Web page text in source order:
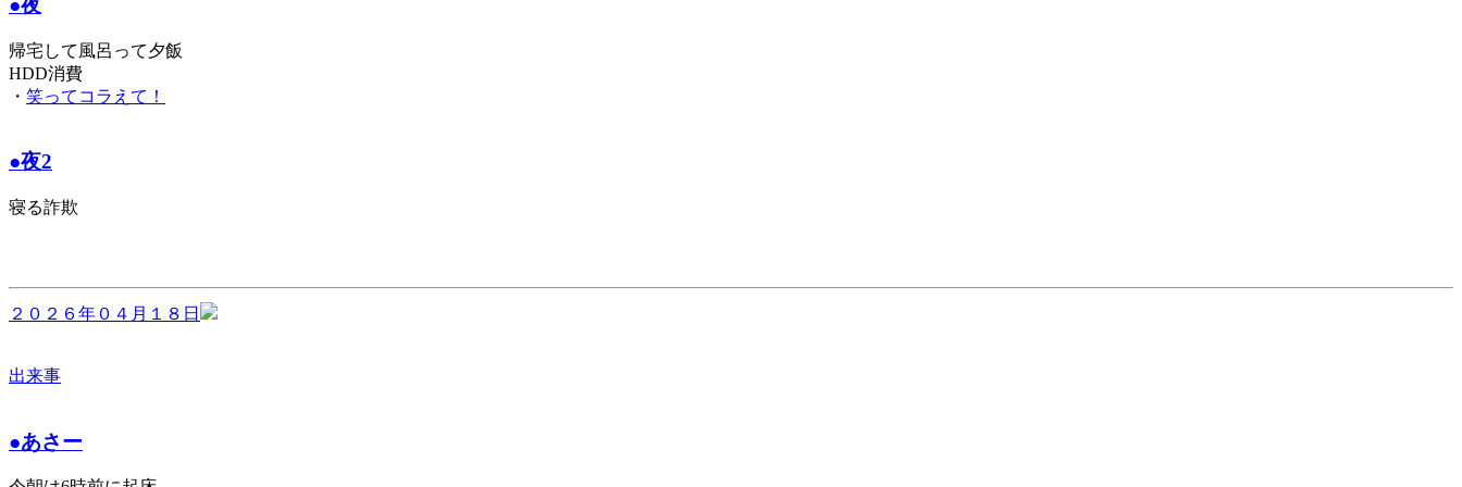
●夜
帰宅して風呂って夕飯
HDD消費
・ 笑ってコラえて！
●夜2
寝る詐欺
２０２６年０４月１８日
出来事
●あさー